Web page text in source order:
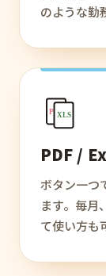
のような勤
PDFXLS
PDF /
ボタン一つ
ます。毎月
て使い方も